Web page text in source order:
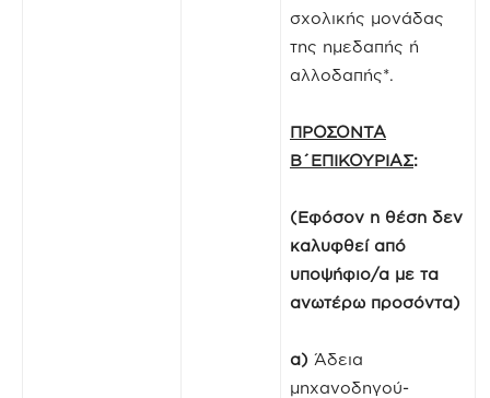
σχολικής μονάδας
της ημεδαπής ή
αλλοδαπής*.
ΠΡΟΣΟΝΤΑ
Β΄ΕΠΙΚΟΥΡΙΑΣ:
(Εφόσον η θέση δεν
καλυφθεί από
υποψήφιο/α με τα
ανωτέρω προσόντα)
α) Άδεια
μηχανοδηγού-